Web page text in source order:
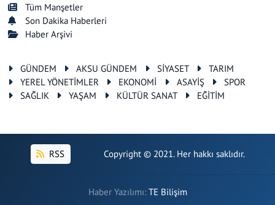
Tüm Manşetler
Son Dakika Haberleri
Haber Arşivi
GÜNDEM AKSU GÜNDEM SİYASET
TARIM
YEREL YÖNETİMLER
EKONOMİ ASAYİŞ
SPOR
SAĞLIK
YAŞAM KÜLTÜR SANAT EĞİTİM
RSS Copyright © 2021. Her hakkı saklıdır.
Haber Yazılımı: TE Bilişim